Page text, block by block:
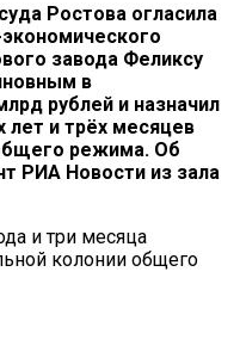
Ростова огласила
завода Феликсу
в
рублей и назначил
лет и трёх месяцев
режима. Об
РИА Новости из зала
и три месяца
колонии общего